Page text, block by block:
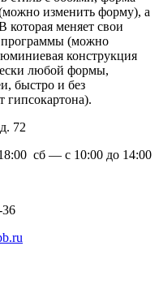
изменить форму), а
которая меняет свои
программы (можно
конструкция
любой формы,
быстро и без
гипсокартона).
72
сб — с 10:00 до 14:00